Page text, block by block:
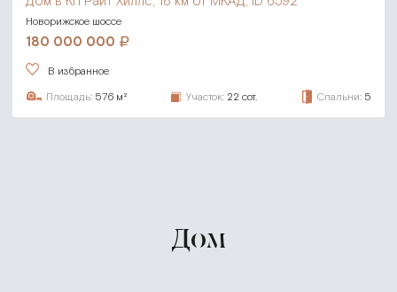
Новорижское шоссе
180 000 000
В избранное
Площадь: 576 м² Участок: 22 сот. Спальни: 5
Дом